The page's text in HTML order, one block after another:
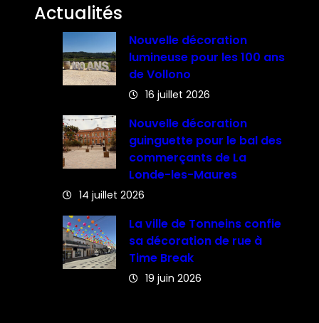
Actualités
Nouvelle décoration
lumineuse pour les 100 ans
de Vollono
16 juillet 2026
Nouvelle décoration
guinguette pour le bal des
commerçants de La
Londe-les-Maures
14 juillet 2026
La ville de Tonneins confie
sa décoration de rue à
Time Break
19 juin 2026